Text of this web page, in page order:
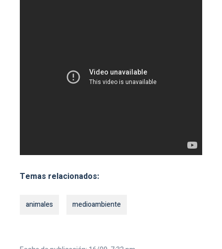
Temas relacionados:
animales medioambiente